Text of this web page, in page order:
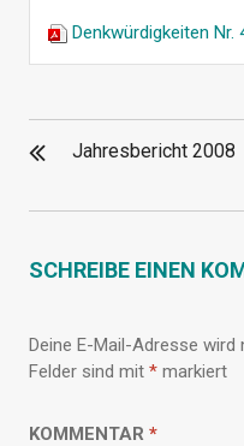
Denkwürdigkeiten Nr.
Jahresbericht 2008
SCHREIBE EINEN
Deine E-Mail-Adresse
Felder sind mit *markiert
KOMMENTAR *